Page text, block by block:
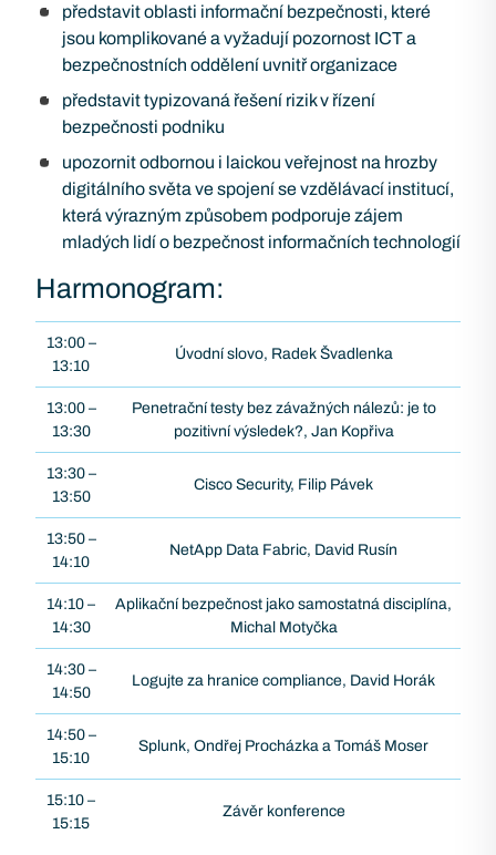
představit oblasti informační bezpečnosti, které
jsou komplikované a vyžadují pozornost ICT a
bezpečnostních oddělení uvnitř organizace
představit typizovaná řešení rizik v řízení
bezpečnosti podniku
upozornit odbornou i laickou veřejnost na hrozby
digitálního světa ve spojení se vzdělávací institucí,
která výrazným způsobem podporuje zájem
mladých lidí o bezpečnost informačních technologií
Harmonogram:
13:00 –
13:10
Úvodní slovo, Radek Švadlenka
13:00 –
13:30
Penetrační testy bez závažných nálezů: je to
pozitivní výsledek?, Jan Kopřiva
13:30 –
13:50
Cisco Security, Filip Pávek
13:50 –
14:10
NetApp Data Fabric, David Rusín
14:10 –
14:30
Aplikační bezpečnost jako samostatná disciplína,
Michal Motyčka
14:30 –
14:50
Logujte za hranice compliance, David Horák
14:50 –
15:10
Splunk, Ondřej Procházka a Tomáš Moser
15:10 –
15:15
Závěr konference